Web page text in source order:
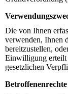
Die von Ihnen
verwenden, Ihnen
bereitzustellen,
Einwilligung erteilt
gesetzlichen
Betroffenenrechte